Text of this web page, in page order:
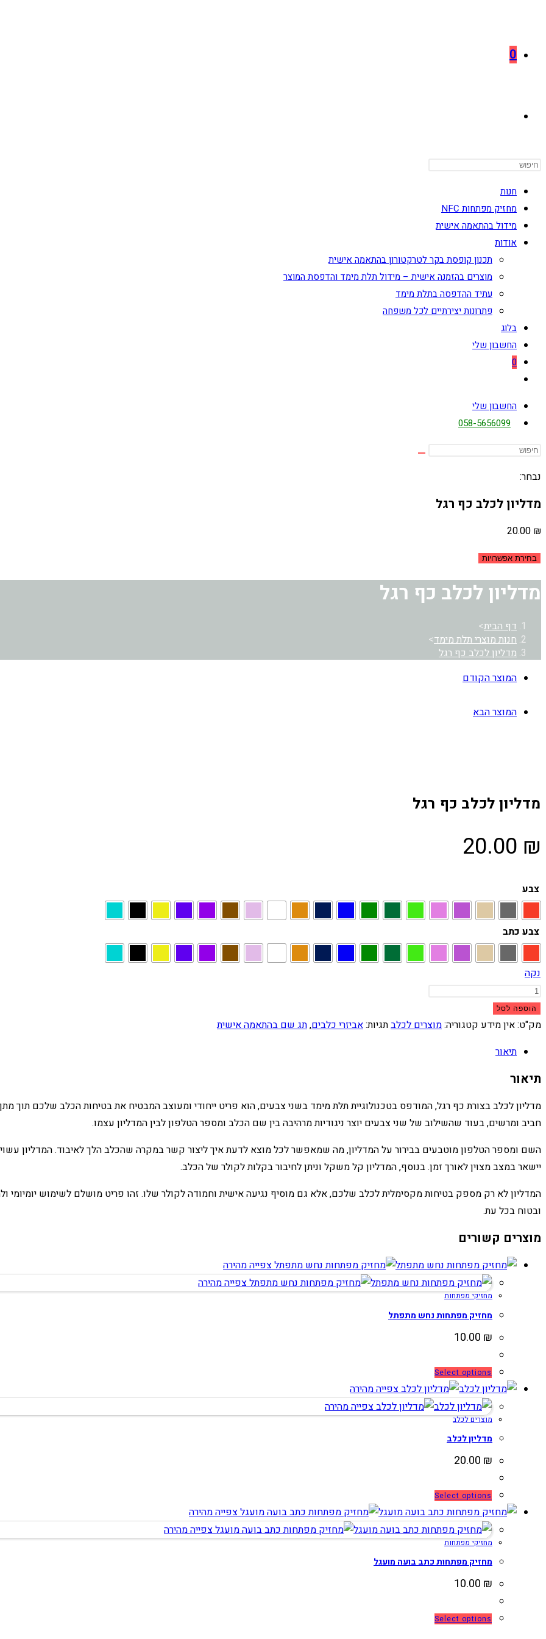
0
SEARCH
חנות
מחזיק מפתחות NFC
מידול בהתאמה אישית
אודות
תכנון קופסת בקר לטרקטורון בהתאמה אישית
מוצרים בהזמנה אישית – מידול תלת מימד והדפסת המוצר
עתיד ההדפסה בתלת מימד
פתרונות יצירתיים לכל משפחה
בלוג
החשבון שלי
0
search
החשבון שלי
058-5656099
נבחר:
מדליון לכלב כף רגל
20.00 ₪
בחירת אפשרויות
מדליון לכלב כף רגל
דף הבית>
חנות מוצרי תלת מימד>
מדליון לכלב כף רגל
המוצר הקודם
המוצר הבא
מדליון לכלב כף רגל
20.00 ₪
צבע
צבע כתב
נקה
כמות
של
מדליון
רגל
הוספה לסל
מק"ט:אין מידע קטגוריה:מוצרים לכלבתגיות:אביזרי כלבים,תג שם בהתאמה אישית
תיאור
תיאור
מדליון לכלב בצורת כף רגל, המודפס בטכנולוגיית תלת מימד בשני צבעים, הוא פריט ייחודי ומעוצב המבטיח את בטיחות הכלב שלכם תוך
חביב ומרשים, בעוד שהשילוב של שני צבעים יוצר ניגודיות מרהיבה בין שם הכלב ומספר הטלפון לבין המדליון עצמו.
השם ומספר הטלפון מוטבעים בבירור על המדליון, מה שמאפשר לכל מוצא לדעת איך ליצור קשר במקרה שהכלב הלך לאיבוד. המדליון
יישאר במצב מצוין לאורך זמן. בנוסף, המדליון קל משקל וניתן לחיבור בקלות לקולר של הכלב.
המדליון לא רק מספק בטיחות מקסימלית לכלב שלכם, אלא גם מוסיף נגיעה אישית וחמודה לקולר שלו. זהו פריט מושלם לשימוש
ובטוח בכל עת.
מוצרים קשורים
צפייה מהירה
צפייה מהירה
מחזיקי מפתחות
מחזיק מפתחות נחש מתפתל
10.00 ₪
Select options
זה
יש
האפשרויות
בעמוד
המוצר
צפייה מהירה
צפייה מהירה
מוצרים לכלב
מדליון לכלב
20.00 ₪
Select options
זה
יש
סוגים.
צפייה מהירה
צפייה מהירה
מחזיקי מפתחות
מחזיק מפתחות כתב בועה מועגל
10.00 ₪
Select options